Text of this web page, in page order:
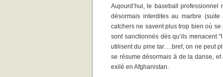
Aujourd’hui, le baseball
désormais interdites au marbre
catchers ne savent plus trop bien où
sont sanctionnés dés qu’ils menacent
utilisent du pine tar….bref, on ne peut
se résume désormais à de la danse,
exilé en Afghanistan.